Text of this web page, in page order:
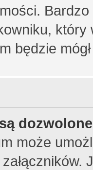
który
będzie
może